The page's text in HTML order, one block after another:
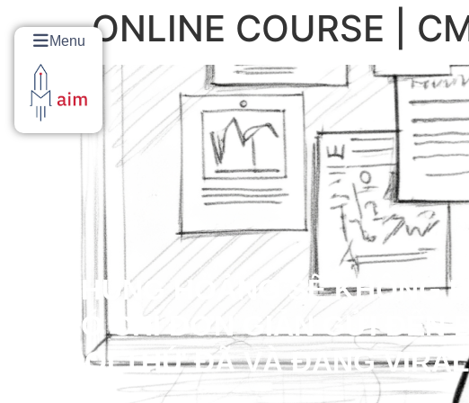
Menu ONLINE COURSE |
KHỦNG HOẢNG SẼ KHÔNG
NÓ CHỈ ĐƠN GIẢN GỬI ĐẾN
MỌI THỨ ĐÃ VÀ ĐANG